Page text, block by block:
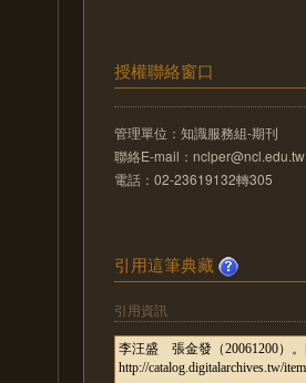
授權聯絡窗口
管理單位：知識服務組-期刊
聯絡E-mail：nclper@ncl.edu.tw
電話：02-23619132轉305
引用這筆典藏
引用資訊